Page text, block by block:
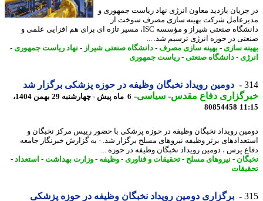
بازدید معاون انرژی نهاد ریاست جمهوری و
شرکت بهینه سازی مصرف سوخت از
دانشگاه صنعتی شیراز و مؤسسه ISC، مسیر تازه ای برای هم افزایی علمی و
در حوزه انرژی ترسیم شد. ...
سازی- بهینه سازی مصرف- دانشگاه صنعتی شیراز- نهاد ریاست جمهوری-
-دانشگاه صنعتی-ریاست جمهوری
دومین رویداد نخبگان وظیفه در حوزه پزشکی برگزار شد
دفاع مقدس-سیاسی-
6 ماه پیش - چهارشنبه 29 بهمن 1404،
80854458
رویداد نخبگان وظیفه در حوزه پزشکی با حضور رییس مرکز نخبگان و
برتر وظیفه نیروهای مسلح برگزار شد. - به گزارش خبرنگار جامعه
پرس ، دومین رویداد نخبگان وظیفه در حوزه ...
-نیروهای مسلح-تحقیقات و فناوری- وظیفه-وزارت بهداشت -استعداد-
برگزاری دومین رویداد نخبگان وظیفه در حوزه پزشکی